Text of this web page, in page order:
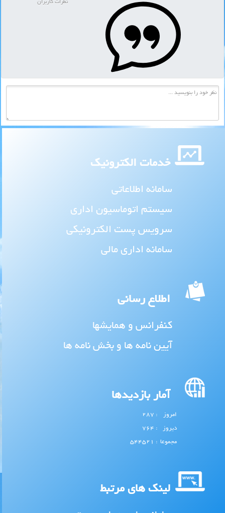
خدمات الکترونیک
سامانه اطلاعاتی
سیستم اتوماسیون اداری
سرویس پست الکترونیکی
سامانه اداری مالی
اطلاع رسانی
کنفرانس و همایشها
آیین نامه ها و بخش نامه ها
آمار بازدیدها
امروز : 287
دیروز : 764
مجموعا : 544521
لینک های مرتبط